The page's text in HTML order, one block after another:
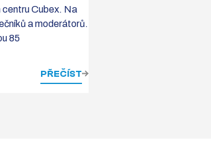
centru Cubex. Na
a moderátorů.
85
PŘEČÍST